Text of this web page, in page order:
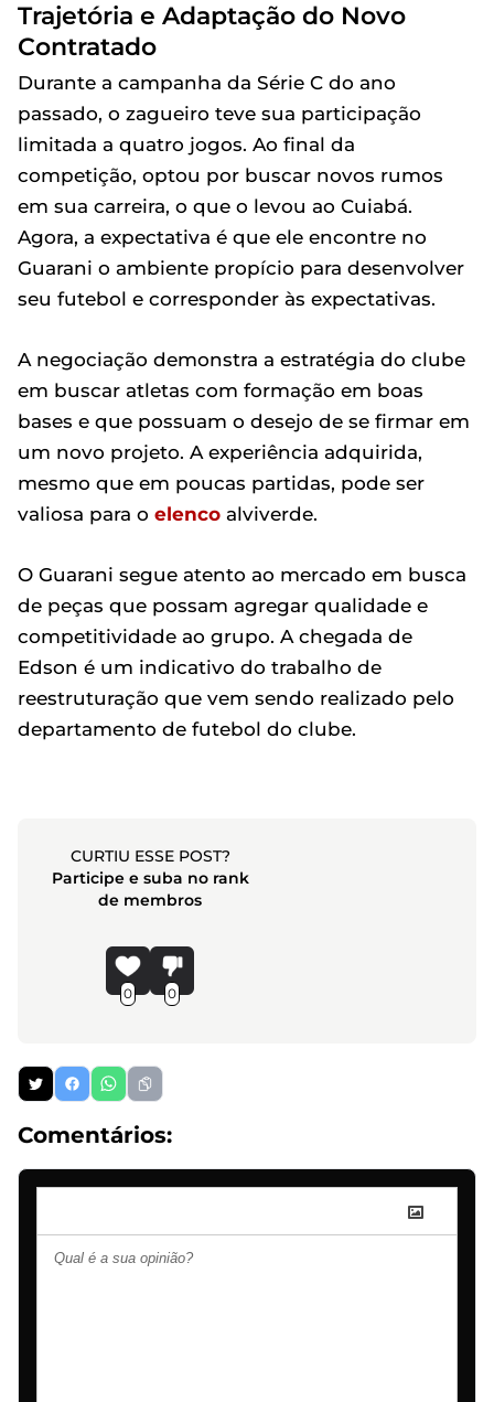
Trajetória e Adaptação do Novo
Contratado
Durante a campanha da Série C do ano
passado, o zagueiro teve sua participação
limitada a quatro jogos. Ao final da
competição, optou por buscar novos rumos
em sua carreira, o que o levou ao Cuiabá.
Agora, a expectativa é que ele encontre no
Guarani o ambiente propício para desenvolver
seu futebol e corresponder às expectativas.
A negociação demonstra a estratégia do clube
em buscar atletas com formação em boas
bases e que possuam o desejo de se firmar em
um novo projeto. A experiência adquirida,
mesmo que em poucas partidas, pode ser
valiosa para o elenco alviverde.
O Guarani segue atento ao mercado em busca
de peças que possam agregar qualidade e
competitividade ao grupo. A chegada de
Edson é um indicativo do trabalho de
reestruturação que vem sendo realizado pelo
departamento de futebol do clube.
CURTIU ESSE POST?
Participe e suba no rank
de membros
0 0
Comentários: